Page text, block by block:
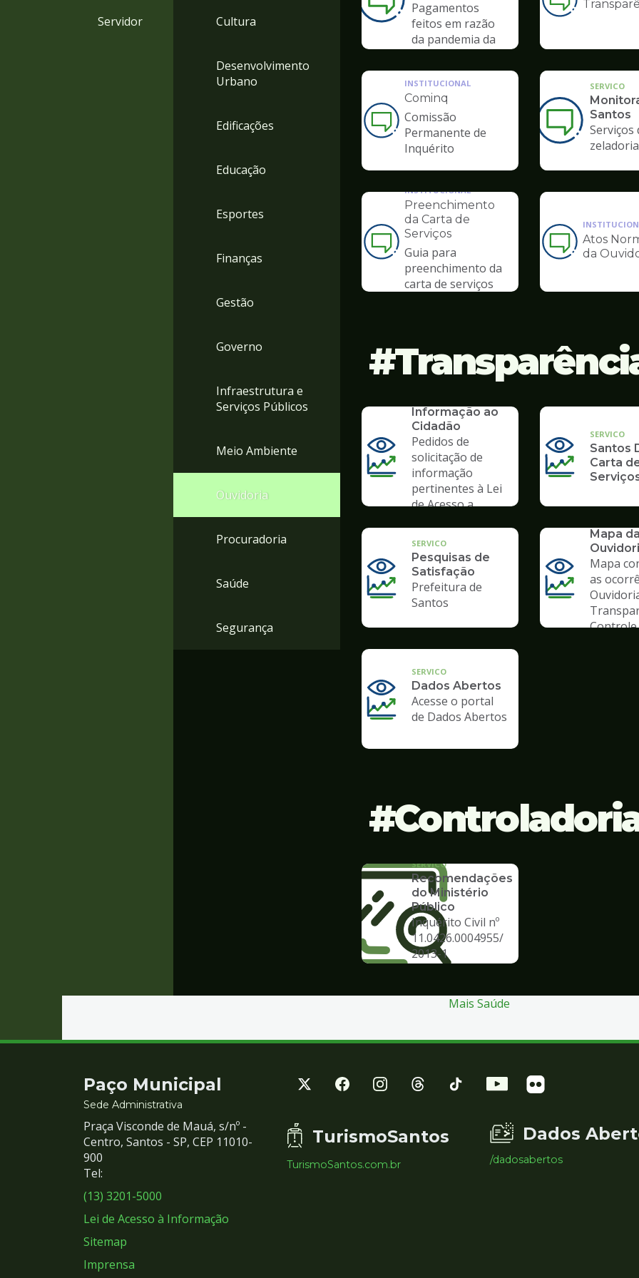
Servidor Cultura
Desenvolvimento
Urbano
Edificações
Educação
Esportes
Finanças
Gestão
Governo
Infraestrutura e
Serviços Públicos
Meio Ambiente
Ouvidoria
Procuradoria
Saúde
Segurança
Pagamentos
feitos em razão
da pandemia da
Ilustração
da
de
Ouvidoria
Ilustração
da
de
Ouvidoria
INSTITUCIONAL
Cominq
Comissão
Permanente de
Inquérito
SERVICO
Santos
Serviços
zeladoria
Ilustração
da
pagina
de
INSTITUCIONAL
Preenchimento
da Carta de
Serviços
Guia para
preenchimento da
carta de serviços
Ilustração
da
de
Atos
da
Informação ao
Cidadão
Pedidos de
solicitação de
informação
pertinentes à Lei
de Acesso a
SERVICO
Santos
Carta
SERVICO
Pesquisas de
Satisfação
Prefeitura de
Santos
Mapa
Mapa
as
Controle
SERVICO
Dados Abertos
Acesse o portal
de Dados Abertos
SERVICO
Recomendações
do Ministério
Público
Inquérito Civil nº
11.0426.0004955/
2013-1
Mais Saúde
Contato
e
Redes
Sociais
Paço Municipal
Sede Administrativa
Praça Visconde de Mauá, s/nº -
Centro, Santos - SP, CEP 11010-
900
Tel:
(13) 3201-5000
Lei de Acesso à Informação
Sitemap
Imprensa
TurismoSantos
TurismoSantos.com.br
Dados
/dadosabertos